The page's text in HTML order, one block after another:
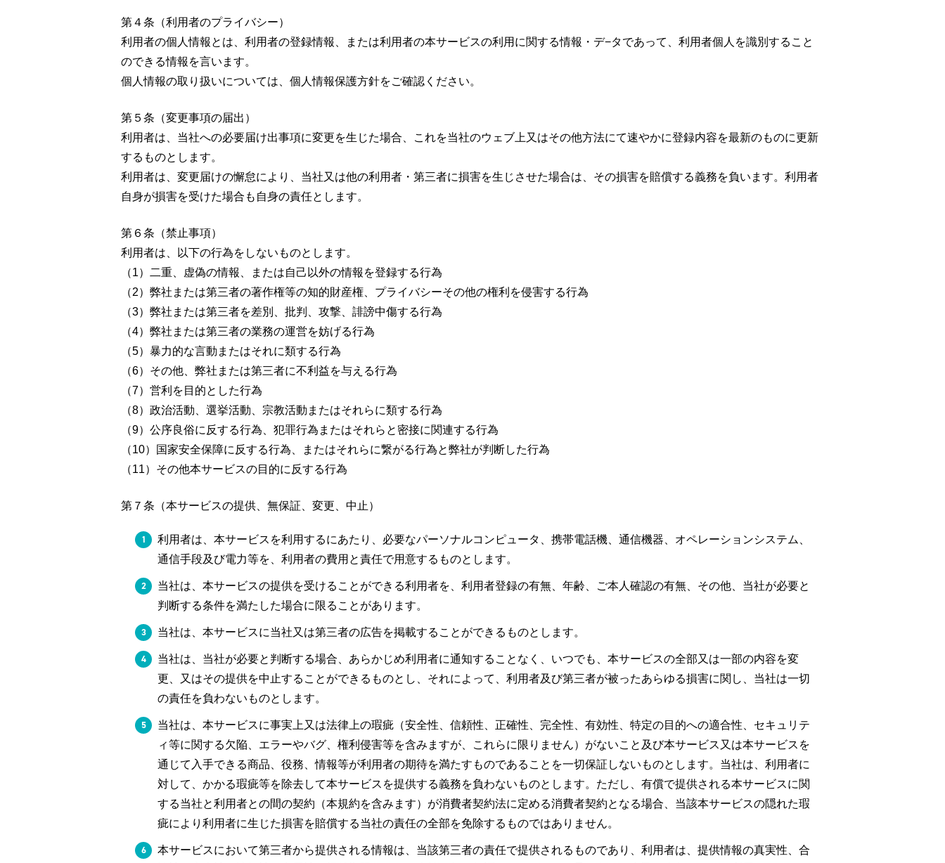
第４条（利用者のプライバシー）
利用者の個人情報とは、利用者の登録情報、または利用者の本サービスの利用に関する情報・デ−タであって、利用者個人を識別すること
のできる情報を言います。
個人情報の取り扱いについては、個人情報保護方針をご確認ください。
第５条（変更事項の届出）
利用者は、当社への必要届け出事項に変更を生じた場合、これを当社のウェブ上又はその他方法にて速やかに登録内容を最新のものに更新
するものとします。
利用者は、変更届けの懈怠により、当社又は他の利用者・第三者に損害を生じさせた場合は、その損害を賠償する義務を負います。利用者
自身が損害を受けた場合も自身の責任とします。
第６条（禁止事項）
利用者は、以下の行為をしないものとします。
（1）二重、虚偽の情報、または自己以外の情報を登録する行為
（2）弊社または第三者の著作権等の知的財産権、プライバシーその他の権利を侵害する行為
（3）弊社または第三者を差別、批判、攻撃、誹謗中傷する行為
（4）弊社または第三者の業務の運営を妨げる行為
（5）暴力的な言動またはそれに類する行為
（6）その他、弊社または第三者に不利益を与える行為
（7）営利を目的とした行為
（8）政治活動、選挙活動、宗教活動またはそれらに類する行為
（9）公序良俗に反する行為、犯罪行為またはそれらと密接に関連する行為
（10）国家安全保障に反する行為、またはそれらに繋がる行為と弊社が判断した行為
（11）その他本サービスの目的に反する行為
第７条（本サービスの提供、無保証、変更、中止）
利用者は、本サービスを利用するにあたり、必要なパーソナルコンピュータ、携帯電話機、通信機器、オペレーションシステム、
通信手段及び電力等を、利用者の費用と責任で用意するものとします。
当社は、本サービスの提供を受けることができる利用者を、利用者登録の有無、年齢、ご本人確認の有無、その他、当社が必要と
判断する条件を満たした場合に限ることがあります。
当社は、本サービスに当社又は第三者の広告を掲載することができるものとします。
当社は、当社が必要と判断する場合、あらかじめ利用者に通知することなく、いつでも、本サービスの全部又は一部の内容を変
更、又はその提供を中止することができるものとし、それによって、利用者及び第三者が被ったあらゆる損害に関し、当社は一切
の責任を負わないものとします。
当社は、本サービスに事実上又は法律上の瑕疵（安全性、信頼性、正確性、完全性、有効性、特定の目的への適合性、セキュリテ
ィ等に関する欠陥、エラーやバグ、権利侵害等を含みますが、これらに限りません）がないこと及び本サービス又は本サービスを
通じて入手できる商品、役務、情報等が利用者の期待を満たすものであることを一切保証しないものとします。当社は、利用者に
対して、かかる瑕疵等を除去して本サービスを提供する義務を負わないものとします。ただし、有償で提供される本サービスに関
する当社と利用者との間の契約（本規約を含みます）が消費者契約法に定める消費者契約となる場合、当該本サービスの隠れた瑕
疵により利用者に生じた損害を賠償する当社の責任の全部を免除するものではありません。
本サービスにおいて第三者から提供される情報は、当該第三者の責任で提供されるものであり、利用者は、提供情報の真実性、合